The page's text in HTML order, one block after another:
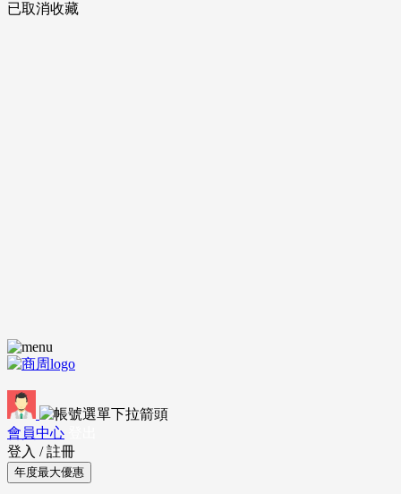
已取消收藏
會員中心
登入 / 註冊
年度最大優惠